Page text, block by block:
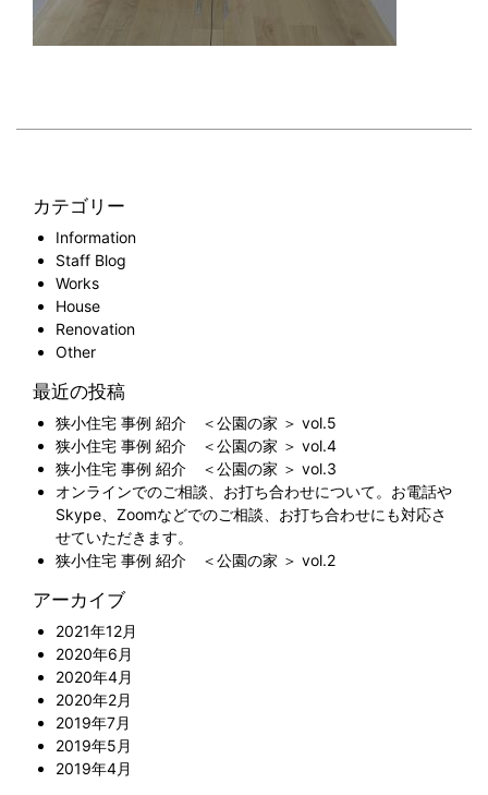
カテゴリー
Information
Staff Blog
Works
House
Renovation
Other
最近の投稿
狭小住宅 事例 紹介 ＜公園の家 ＞ vol.5
狭小住宅 事例 紹介 ＜公園の家 ＞ vol.4
狭小住宅 事例 紹介 ＜公園の家 ＞ vol.3
オンラインでのご相談、お打ち合わせについて。お電話や
Skype、Zoomなどでのご相談、お打ち合わせにも対応さ
せていただきます。
狭小住宅 事例 紹介 ＜公園の家 ＞ vol.2
アーカイブ
2021年12月
2020年6月
2020年4月
2020年2月
2019年7月
2019年5月
2019年4月